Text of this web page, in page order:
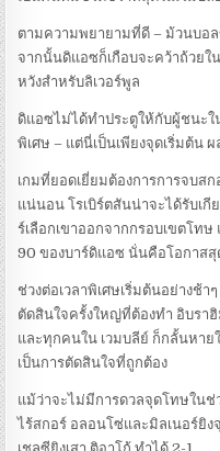
ตามความพยายามที่ดี – ม้วนบอ
จากนั้นดิแอซก็เกือบจะคว้าถ้วยใ
หวังสำหรับลิเวอร์พูล
ดิแอซไม่ได้ทำประตูให้กับผู้ชนะใ
พิเศษ – แต่นี่เป็นเพียงจุดเริ่มต้น
เกมที่ยอดเยี่ยมต้องการการจบส
แน่นอน โรเบิร์ตสันน่าจะได้รับเกี
ร์เลือกเขาออกจากกรอบเขตโท
90 ของบาร์ดิแอซ นั่นคือโอกาส
ช่วงต่อเวลาพิเศษเริ่มต้นอย่างช้
ตัดสินใจครั้งใหญ่ที่ต้องทำ อิบรา
และทุกคนใน เวมบลีย์ ก็กลั้นหาย
เป็นการตัดสินใจที่ถูกต้อง
แม้ว่าจะไม่มีการดวลจุดโทษในช่
ไร้สกอร์ อลอนโซ่และมิลเนอร์ยิ